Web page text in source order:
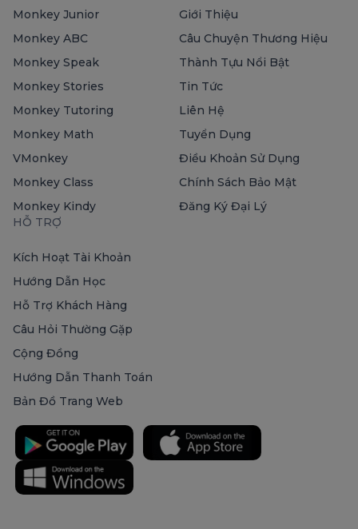
Monkey Junior
Monkey ABC
Monkey Speak
Monkey Stories
Monkey Tutoring
Monkey Math
VMonkey
Monkey Class
Monkey Kindy
Giới Thiệu
Câu Chuyện Thương Hiệu
Thành Tựu Nổi Bật
Tin Tức
Liên Hệ
Tuyển Dụng
Điều Khoản Sử Dụng
Chính Sách Bảo Mật
Đăng Ký Đại Lý
HỖ TRỢ
Kích Hoạt Tài Khoản
Hướng Dẫn Học
Hỗ Trợ Khách Hàng
Câu Hỏi Thường Gặp
Cộng Đồng
Hướng Dẫn Thanh Toán
Bản Đồ Trang Web